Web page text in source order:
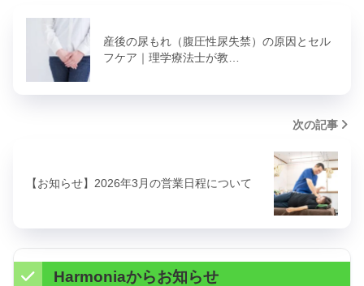
産後の尿もれ（腹圧性尿失禁）の原因とセル
フケア｜理学療法士が教…
次の記事
【お知らせ】2026年3月の営業日程について
Harmoniaからお知らせ